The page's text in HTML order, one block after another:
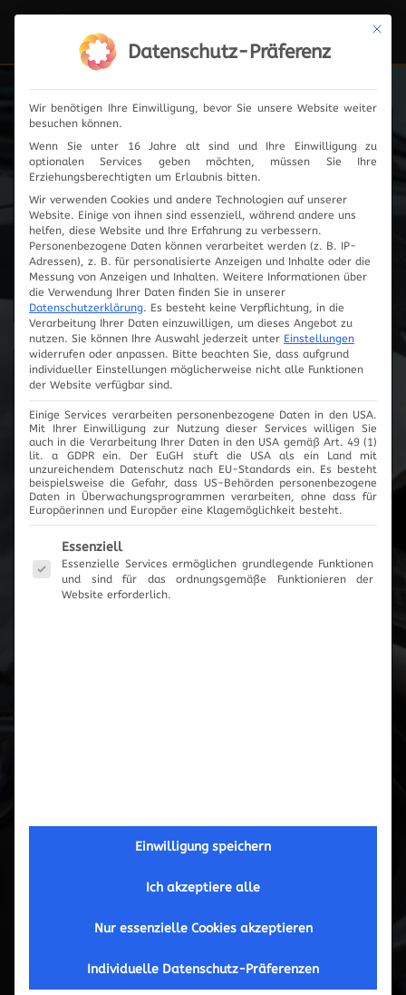
Fahrzeugauswahl
Innovationen
Cartronic Innovationen
Produktanfrage
Es wurden keine Artikel vorgemerkt
Mit
Datenschutz-Präferenz
Wir benötigen Ihre Einwilligung, bevor Sie unsere Website weiter
besuchen können.
Wenn Sie unter 16 Jahre alt sind und Ihre Einwilligung zu
optionalen Services geben möchten, müssen Sie Ihre
Erziehungsberechtigten um Erlaubnis bitten.
Wir verwenden Cookies und andere Technologien auf unserer
Website. Einige von ihnen sind essenziell, während andere uns
helfen, diese Website und Ihre Erfahrung zu verbessern.
Personenbezogene Daten können verarbeitet werden (z. B. IP-
Adressen), z. B. für personalisierte Anzeigen und Inhalte oder die
Messung von Anzeigen und Inhalten. Weitere Informationen über
die Verwendung Ihrer Daten finden Sie in unserer
Datenschutzerklärung. Es besteht keine Verpflichtung, in die
Verarbeitung Ihrer Daten einzuwilligen, um dieses Angebot zu
nutzen. Sie können Ihre Auswahl jederzeit unter Einstellungen
widerrufen oder anpassen. Bitte beachten Sie, dass aufgrund
individueller Einstellungen möglicherweise nicht alle Funktionen
der Website verfügbar sind.
Einige Services verarbeiten personenbezogene Daten in den USA.
Mit Ihrer Einwilligung zur Nutzung dieser Services willigen Sie
auch in die Verarbeitung Ihrer Daten in den USA gemäß Art. 49 (1)
lit. a GDPR ein. Der EuGH stuft die USA als ein Land mit
unzureichendem Datenschutz nach EU-Standards ein. Es besteht
beispielsweise die Gefahr, dass US-Behörden personenbezogene
Daten in Überwachungsprogrammen verarbeiten, ohne dass für
Europäerinnen und Europäer eine Klagemöglichkeit besteht.
Es folgt eine Liste der Service-Gruppen, für die eine
Essenziell
Essenzielle Services ermöglichen grundlegende Funktionen
und sind für das ordnungsgemäße Funktionieren der
Website erforderlich.
Einwilligung speichern
Ich akzeptiere alle
Nur essenzielle Cookies akzeptieren
Individuelle Datenschutz-Präferenzen